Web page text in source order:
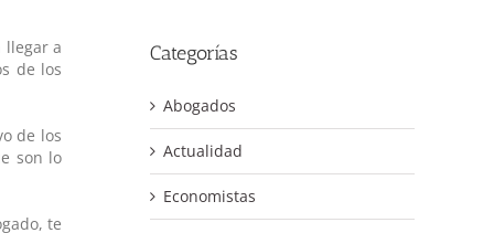
llegar a
de los
de los
son lo
te
Categorías
Abogados
Actualidad
Economistas